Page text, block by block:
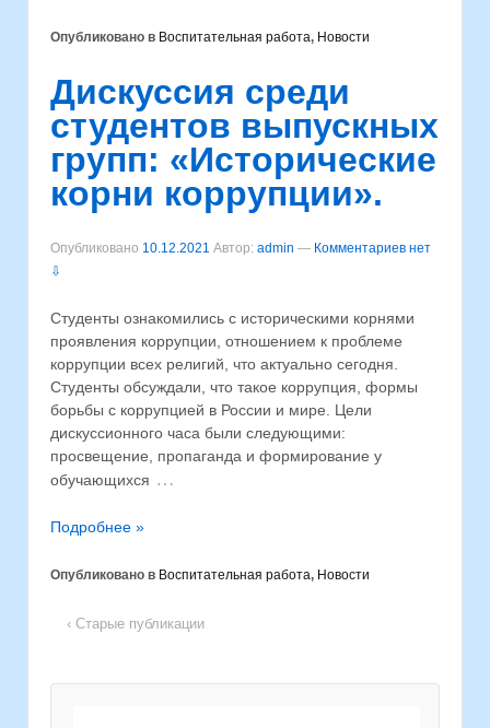
Опубликовано в Воспитательная работа, Новости
Дискуссия среди
студентов выпускных
групп: «Исторические
корни коррупции».
Опубликовано 10.12.2021 Автор: admin — Комментариев нет
⇩
Студенты ознакомились с историческими корнями
проявления коррупции, отношением к проблеме
коррупции всех религий, что актуально сегодня.
Студенты обсуждали, что такое коррупция, формы
борьбы с коррупцией в России и мире. Цели
дискуссионного часа были следующими:
просвещение, пропаганда и формирование у
обучающихся …
Подробнее »
Опубликовано в Воспитательная работа, Новости
‹ Старые публикации